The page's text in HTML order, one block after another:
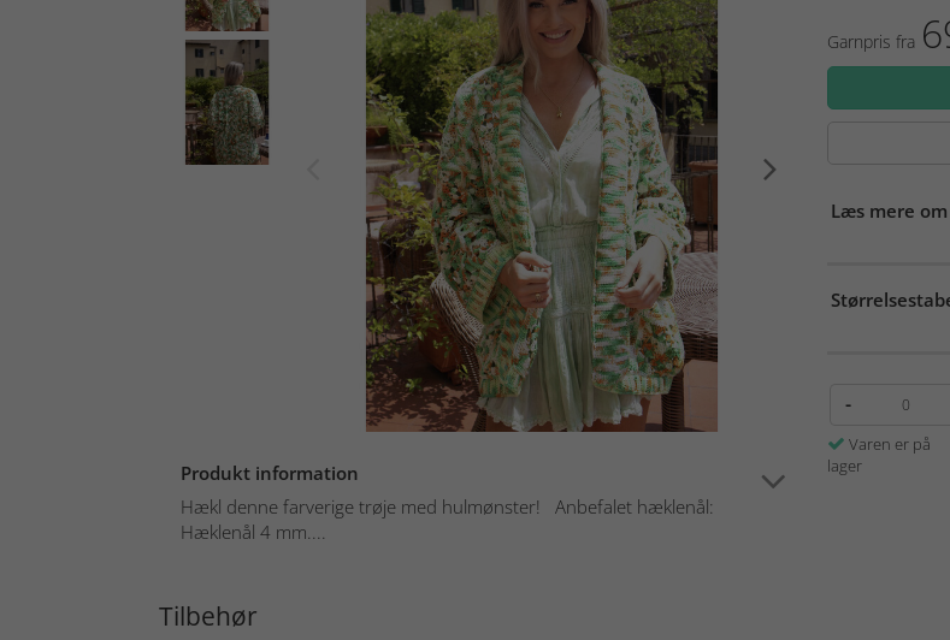
Produkt information
Hækl denne farverige trøje med hulmønster! Anbefalet hæklenål:
Hæklenål 4 mm....
Garnpris fra
Læs mere
-
Varen er på
lager
Tilbehør